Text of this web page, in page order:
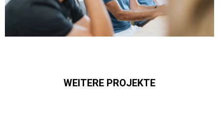
WEITERE PROJEKTE